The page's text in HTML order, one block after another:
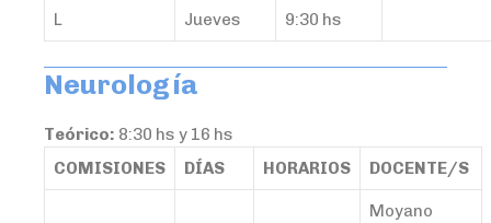
L Jueves 9:30 hs
Neurología
Teórico: 8:30 hs y 16 hs
COMISIONES
DÍAS HORARIOS DOCENTE/S
Moyano